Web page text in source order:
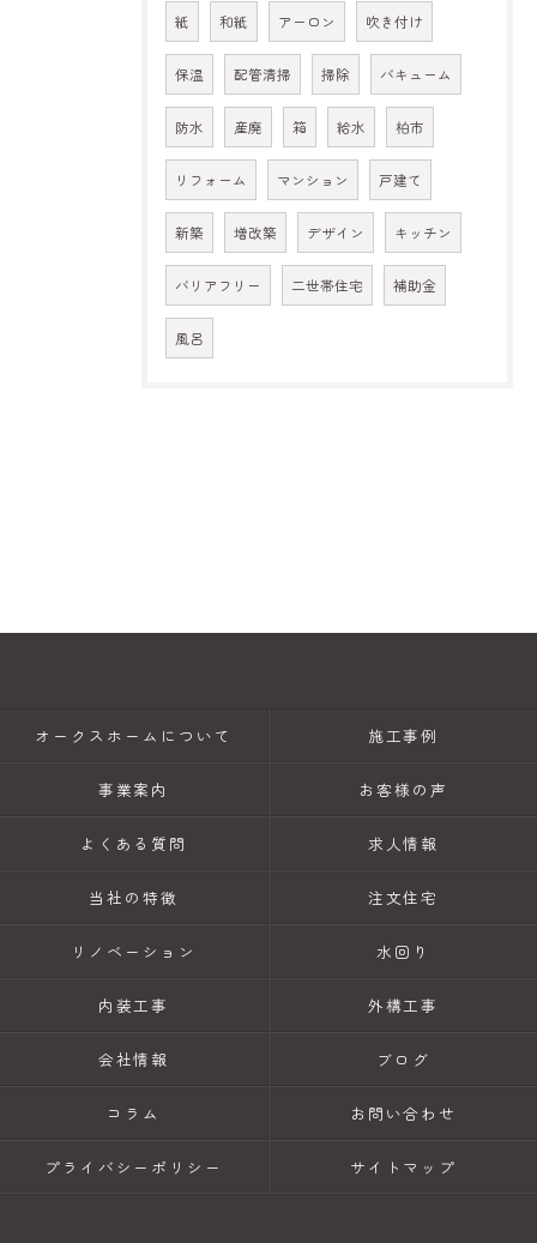
紙 和紙 アーロン 吹き付け
保温 配管清掃 掃除 バキューム
防水 産廃 箱 給水 柏市
リフォーム マンション 戸建て
新築 増改築 デザイン キッチン
バリアフリー 二世帯住宅 補助金
風呂
オークスホームについて 施工事例
事業案内 お客様の声
よくある質問 求人情報
当社の特徴 注文住宅
リノベーション 水回り
内装工事 外構工事
会社情報 ブログ
コラム お問い合わせ
プライバシーポリシー サイトマップ